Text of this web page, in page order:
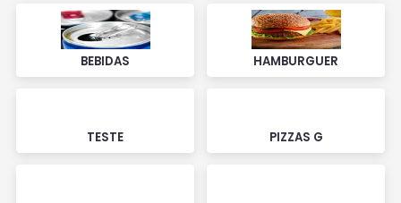
BEBIDAS HAMBURGUER
TESTE PIZZAS G